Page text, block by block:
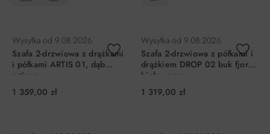
Wysyłka od 9.08.2026
Szafa 2-drzwiowa z drążkami
i półkami ARTIS 01, dąb
artisan
1 359,00 zł
Wysyłka od 9.08.2026
Szafa 2-drzwiowa z półkami i
drążkiem DROP 02 buk fjord,
biały, szary
1 319,00 zł